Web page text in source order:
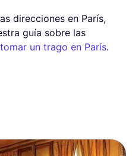
direcciones en París,
guía sobre las
tomar un trago en París.